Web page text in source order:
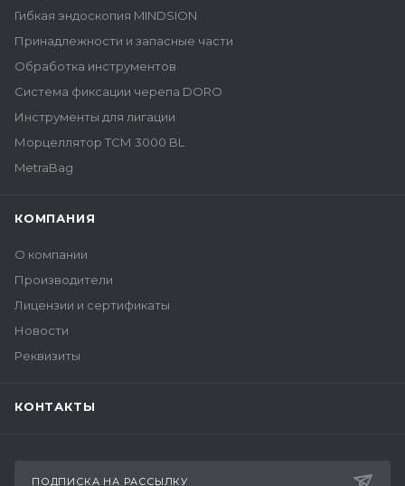
Гибкая эндоскопия MINDSION
Принадлежности и запасные части
Обработка инструментов
Система фиксации черепа DORO
Инструменты для лигации
Морцеллятор ТСМ 3000 BL
MetraBag
КОМПАНИЯ
О компании
Производители
Лицензии и сертификаты
Новости
Реквизиты
КОНТАКТЫ
ПОДПИСКА НА РАССЫЛКУ